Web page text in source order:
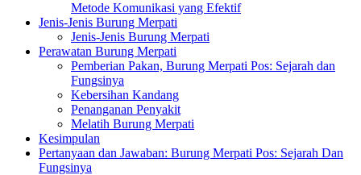
Metode Komunikasi yang Efektif
Jenis-Jenis Burung Merpati
Jenis-Jenis Burung Merpati
Perawatan Burung Merpati
Pemberian Pakan, Burung Merpati Pos: Sejarah dan
Fungsinya
Kebersihan Kandang
Penanganan Penyakit
Melatih Burung Merpati
Kesimpulan
Pertanyaan dan Jawaban: Burung Merpati Pos: Sejarah Dan
Fungsinya